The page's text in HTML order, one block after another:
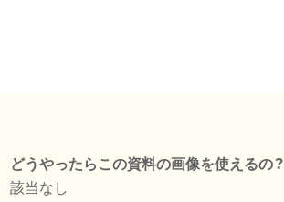
どうやったらこの資料の画像を使えるの？
該当なし